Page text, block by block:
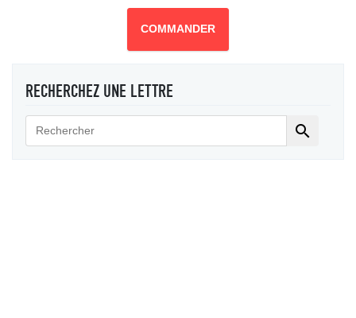
COMMANDER
RECHERCHEZ UNE LETTRE
